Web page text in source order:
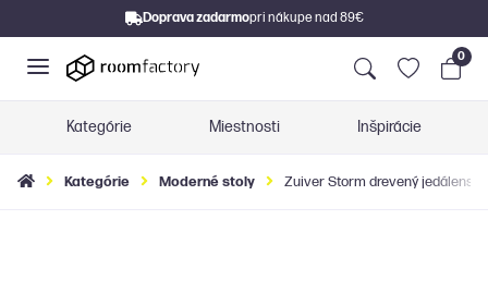
Doprava zadarmopri nákupe nad 89€
0
Kategórie Miestnosti Inšpirácie
Kategórie Moderné stoly Zuiver Storm drevený